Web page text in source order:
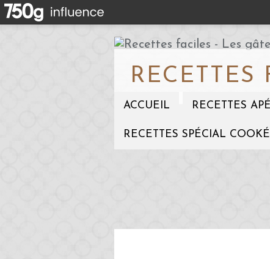
RECETTES
ACCUEIL RECETTES
RECETTES SPÉCIAL